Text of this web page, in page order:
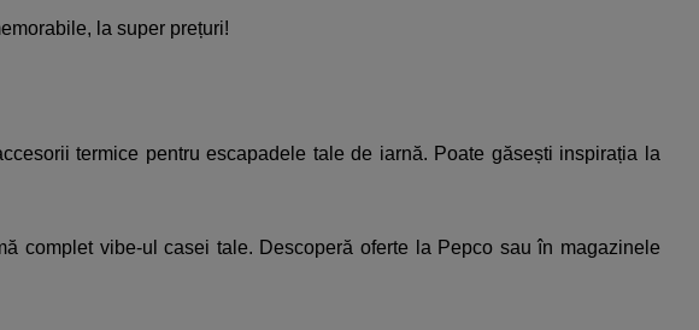
la super prețuri!​
termice pentru escapadele tale de iarnă. Poate găsești inspirația la
complet vibe-ul casei tale. Descoperă oferte la Pepco sau în magazinele